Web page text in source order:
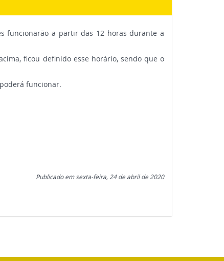
funcionarão a partir das 12 horas durante a
ficou definido esse horário, sendo que o
funcionar.
Publicado em sexta-feira, 24 de abril de 2020